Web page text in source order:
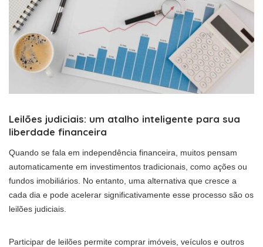
Leilões judiciais: um atalho inteligente para sua
liberdade financeira
Quando se fala em independência financeira, muitos pensam
automaticamente em investimentos tradicionais, como ações ou
fundos imobiliários. No entanto, uma alternativa que cresce a
cada dia e pode acelerar significativamente esse processo são os
leilões judiciais.
Participar de leilões permite comprar imóveis, veículos e outros